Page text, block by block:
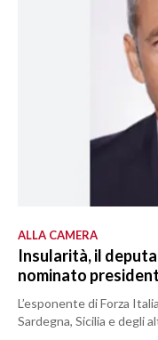
ALLA CAMERA
Insularità, il
nominato
L’esponente di Forza
Sardegna, Sicilia e degli